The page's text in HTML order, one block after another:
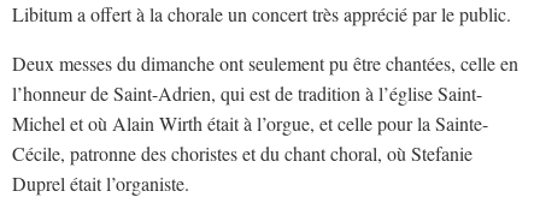
Libitum a offert à la chorale un concert très apprécié par le public.
Deux messes du dimanche ont seulement pu être chantées, celle en
l’honneur de Saint-Adrien, qui est de tradition à l’église Saint-
Michel et où Alain Wirth était à l’orgue, et celle pour la Sainte-
Cécile, patronne des choristes et du chant choral, où Stefanie
Duprel était l’organiste.